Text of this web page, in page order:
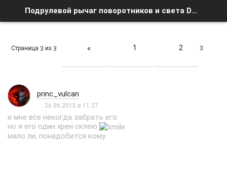
Подрулевой рычаг поворотников и света DA5, монетницу - Страница 3 - Список форумов
Страница 3 из 3 « 1 2 3
princ_vulcan
26.06.2015 в 11:27
и мне все некогда забрать его
но я его один хрен склею
мало ли, понадобится кому